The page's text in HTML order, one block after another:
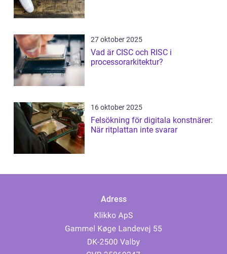
27 oktober 2025
Vad är CISC och RISC i
processorarkitektur?
16 oktober 2025
Felsökning för digitala konstnärer:
När ritplattan inte svarar
Adress